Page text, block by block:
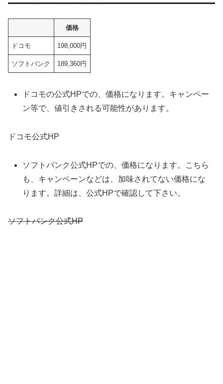
価格
ドコモ 198,000円
ソフトバンク 189,360円
ドコモの公式HPでの、価格になります。キャンペー
ン等で、値引きされる可能性があります。
ドコモ公式HP
ソフトバンク公式HPでの、価格になります。こちら
も、キャンペーンなどは、加味されてない価格にな
ります。詳細は、公式HPで確認して下さい。
ソフトバンク公式HP